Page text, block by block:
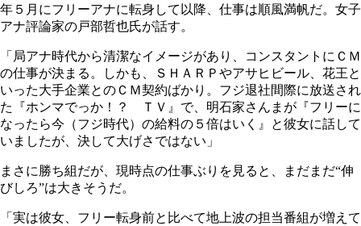
年５月にフリーアナに転身して以降、仕事は順風満帆だ。女子
アナ評論家の戸部哲也氏が話す。
「局アナ時代から清潔なイメージがあり、コンスタントにＣＭ
の仕事が決まる。しかも、ＳＨＡＲＰやアサヒビール、花王と
いった大手企業とのＣＭ契約ばかり。フジ退社間際に放送され
た『ホンマでっか！？ ＴＶ』で、明石家さんまが『フリーに
なったら今（フジ時代）の給料の５倍はいく』と彼女に話して
いましたが、決して大げさではない」
まさに勝ち組だが、現時点の仕事ぶりを見ると、まだまだ“伸
びしろ”は大きそうだ。
「実は彼女、フリー転身前と比べて地上波の担当番組が増えて